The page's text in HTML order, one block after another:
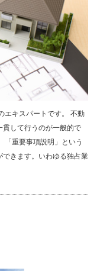
エキスパートです。 不動
貫して行うのが一般的で
「重要事項説明」という
きます。いわゆる独占業